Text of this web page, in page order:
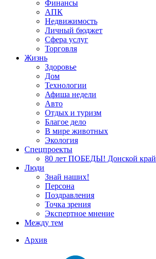
Финансы
АПК
Недвижимость
Личный бюджет
Сфера услуг
Торговля
Жизнь
Здоровье
Дом
Технологии
Афиша недели
Авто
Отдых и туризм
Благое дело
В мире животных
Экология
Спецпроекты
80 лет ПОБЕДЫ! Донской край
Люди
Знай наших!
Персона
Поздравления
Точка зрения
Экспертное мнение
Между тем
Архив